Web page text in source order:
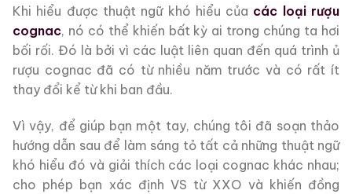
Khi hiểu được thuật ngữ khó hiểu của các loại rượu
cognac, nó có thể khiến bất kỳ ai trong chúng ta hơi
bối rối. Đó là bởi vì các luật liên quan đến quá trình ủ
rượu cognac đã có từ nhiều năm trước và có rất ít
thay đổi kể từ khi ban đầu.
Vì vậy, để giúp bạn một tay, chúng tôi đã soạn thảo
hướng dẫn sau để làm sáng tỏ tất cả những thuật ngữ
khó hiểu đó và giải thích các loại cognac khác nhau;
cho phép bạn xác định VS từ XXO và khiến đồng